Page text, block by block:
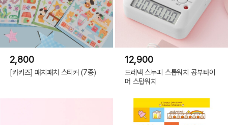
2,800
[카키즈] 패치패치 스티커 (7종)
12,900
드레텍 스누피 스톱워치 공부타이
머 스탑워치